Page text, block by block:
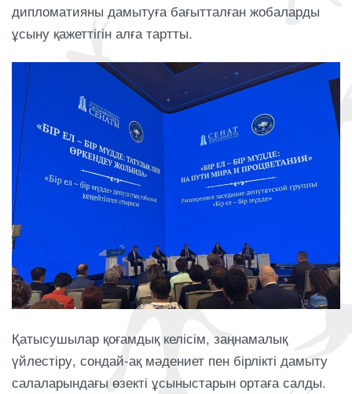
дипломатияны дамытуға бағытталған жобаларды
ұсыну қажеттігін алға тартты.
Қатысушылар қоғамдық келісім, заңнамалық
үйлестіру, сондай-ақ мәдениет пен бірлікті дамыту
салаларындағы өзекті ұсыныстарын ортаға салды.